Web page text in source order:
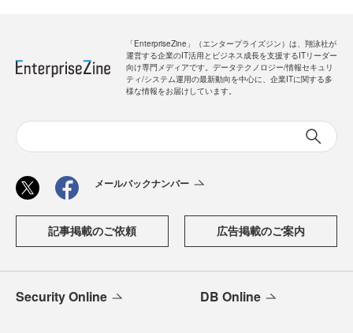
「EnterpriseZine」（エンタープライズジン）は、翔泳社が
運営する企業のIT活用とビジネス成長を支援するITリーダー
向け専門メディアです。データテクノロジー/情報セキュリ
ティ/システム運用の最新動向を中心に、企業ITに関する多
様な情報をお届けしています。
メールバックナンバー
記事掲載のご依頼 広告掲載のご案内
Security Online DB Online